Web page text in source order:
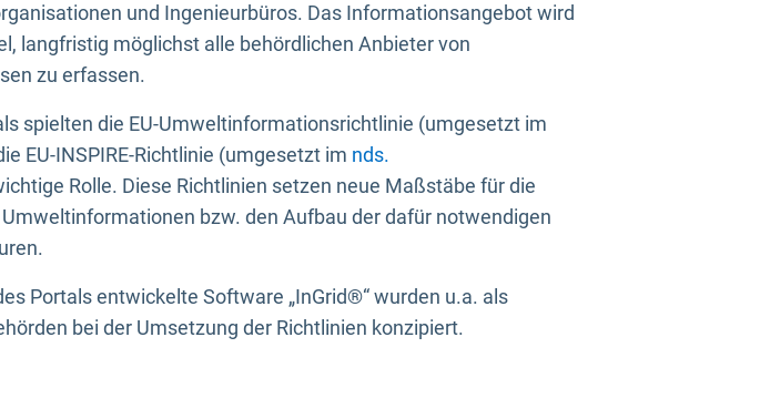
und Ingenieurbüros. Das Informationsangebot wird
langfristig möglichst alle behördlichen Anbieter von
zu erfassen.
spielten die EU-Umweltinformationsrichtlinie (umgesetzt im
EU-INSPIRE-Richtlinie (umgesetzt im nds.
Rolle. Diese Richtlinien setzen neue Maßstäbe für die
bzw. den Aufbau der dafür notwendigen
Portals entwickelte Software „InGrid®“ wurden u.a. als
bei der Umsetzung der Richtlinien konzipiert.